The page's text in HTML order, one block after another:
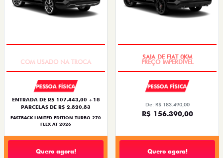
PESSOA FÍSICA
ENTRADA DE R$ 107.443,00 +18
PARCELAS DE R$ 2.820,83
FASTBACK LIMITED EDITION TURBO 270
FLEX AT 2026
Quero agora!
PESSOA FÍSICA
De: R$ 183.490,00
R$ 156.390,00
Quero agora!